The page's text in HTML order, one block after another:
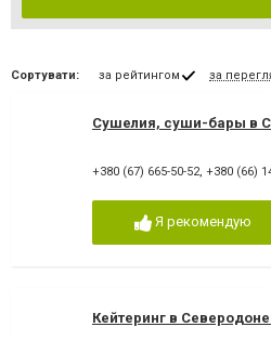
Сортувати: за рейтингом за
Сушелия, суши-бары в
+380 (67) 665-50-52, +380 (66)
Я рекомендую
Кейтеринг в